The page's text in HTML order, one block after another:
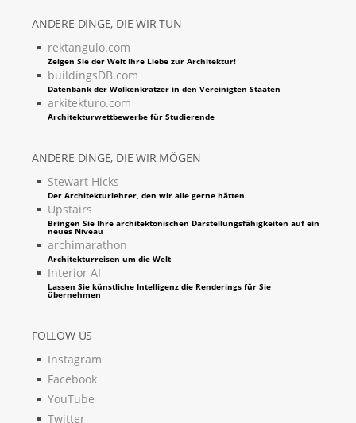
ANDERE DINGE, DIE WIR TUN
rektangulo.com
Zeigen Sie der Welt Ihre Liebe zur Architektur!
buildingsDB.com
Datenbank der Wolkenkratzer in den Vereinigten Staaten
arkitekturo.com
Architekturwettbewerbe für Studierende
ANDERE DINGE, DIE WIR MÖGEN
Stewart Hicks
Der Architekturlehrer, den wir alle gerne hätten
Upstairs
Bringen Sie Ihre architektonischen Darstellungsfähigkeiten auf ein
neues Niveau
archimarathon
Architekturreisen um die Welt
Interior AI
Lassen Sie künstliche Intelligenz die Renderings für Sie
übernehmen
FOLLOW US
Instagram
Facebook
YouTube
Twitter